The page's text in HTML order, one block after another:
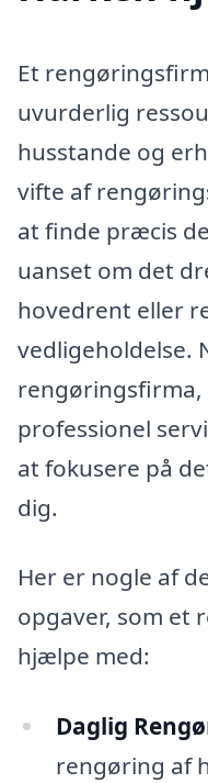
Et
uvurderlig
husstande og
vifte af
at finde præcis
uanset om det
hovedrent eller
vedligeholdelse.
rengøringsfirma,
professionel
at fokusere på
dig.
Her er nogle af
opgaver, som et
hjælpe med:
Daglig
rengøring af